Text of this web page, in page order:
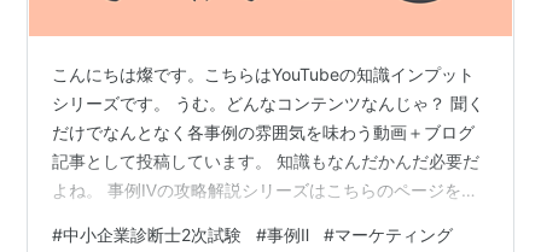
こんにちは燦です。こちらはYouTubeの知識インプット
シリーズです。 うむ。どんなコンテンツなんじゃ？ 聞く
だけでなんとなく各事例の雰囲気を味わう動画＋ブログ
記事として投稿しています。 知識もなんだかんだ必要だ
よね。 事例Ⅳの攻略解説シリーズはこちらのページをご
#中小企業診断士2次試験 #事例Ⅱ #マーケティング